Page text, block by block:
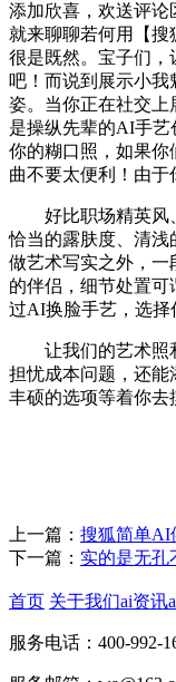
添加欣喜，欢送评论
就来聊聊若何用【
很是既然。宝子们，
吧！而说到展示小
姿。当你正在社交上
是操纵先辈的AI手
你的糊口照，如果你
曲不要太便利！由于
好比职场精英风、
恰当的露肤度、清浅
做艺术写实之外，一
的伴侣，细节处置可
过AI换脸手艺，选择
让我们的艺术照和
担忧成本问题，还能
丰硕的选项等着你去
上一篇： 搜狐简单AI
下一篇： 实的是无孔
首页 关于我们ai资讯
服务电话：400-992-